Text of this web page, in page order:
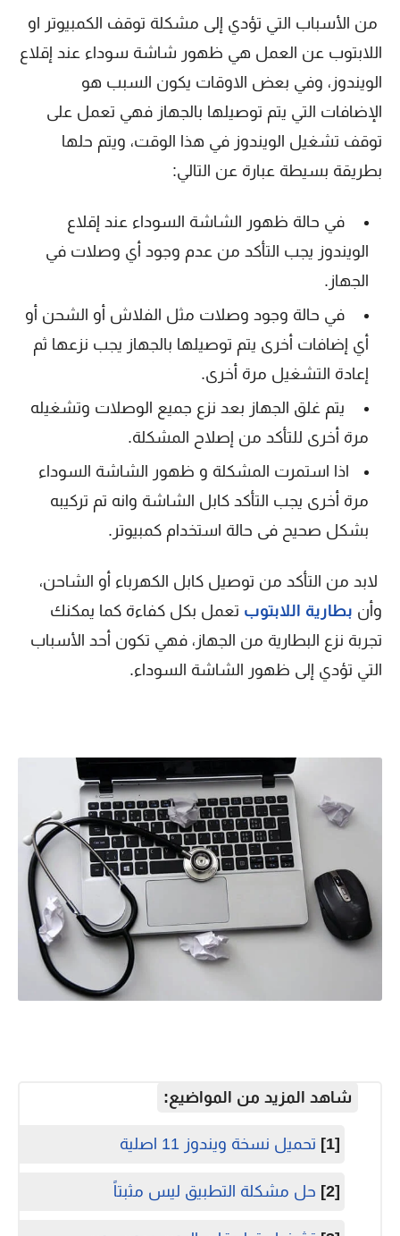
من الأسباب التي تؤدي إلى مشكلة توقف الكمبيوتر او
اللابتوب عن العمل هي ظهور شاشة سوداء عند إقلاع
الويندوز، وفي بعض الاوقات يكون السبب هو
الإضافات التي يتم توصيلها بالجهاز فهي تعمل على
توقف تشغيل الويندوز في هذا الوقت، ويتم حلها
بطريقة بسيطة عبارة عن التالي:
في حالة ظهور الشاشة السوداء عند إقلاع
الويندوز يجب التأكد من عدم وجود أي وصلات في
الجهاز.
في حالة وجود وصلات مثل الفلاش أو الشحن أو
أي إضافات أخرى يتم توصيلها بالجهاز يجب نزعها ثم
إعادة التشغيل مرة أخرى.
يتم غلق الجهاز بعد نزع جميع الوصلات وتشغيله
مرة أخرى للتأكد من إصلاح المشكلة.
اذا استمرت المشكلة و ظهور الشاشة السوداء
مرة أخرى يجب التأكد كابل الشاشة وانه تم تركيبه
بشكل صحيح فى حالة استخدام كمبيوتر.
لابد من التأكد من توصيل كابل الكهرباء أو الشاحن،
وأن بطارية اللابتوب تعمل بكل كفاءة كما يمكنك
تجربة نزع البطارية من الجهاز، فهي تكون أحد الأسباب
التي تؤدي إلى ظهور الشاشة السوداء.
شاهد المزيد من المواضيع:
[1] تحميل نسخة ويندوز 11 اصلية
[2] حل مشكلة التطبيق ليس مثبتاً